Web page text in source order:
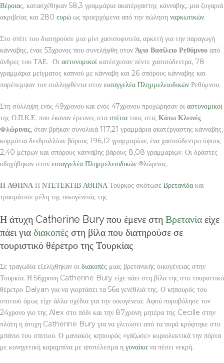
Βέροιας, κατασχέθηκαν 58,3 γραμμάρια ακατέργαστης κάνναβης, μια ζυγαριά
ακριβείας και 280 ευρώ ως προερχόμενα από την πώληση ναρκωτικών.
Στο σπίτι του διατηρούσε μια μίνι χασισοφυτεία, αρκετή για την παραγωγή
κάνναβης, ένας 53χρονος που συνελήφθη στον Άγιο Βασίλειο Ρεθύμνου από
άνδρες του ΤΑΕ. Οι αστυνομικοί κατέσχεσαν πέντε χασισόδεντρα, 78
γραμμάρια μείγματος καπνού με κάνναβη και 26 σπόρους κάνναβης και
παρέπεμψαν τον συλληφθέντα στον εισαγγελέα Πλημμελειοδικών Ρεθύμνου.
Στη σύλληψη ενός 49χρονου και ενός 47χρονου προχώρησαν οι αστυνομικοί
της Ο.Π.Κ.Ε. που έκαναν έρευνες στα σπίτια τους στις Κάτω Κλεινές
Φλώρινας, όταν βρήκαν συνολικά 117,21 γραμμάρια ακατέργαστης κάνναβης,
κομμάτια δενδρυλλίων βάρους 196,12 γραμμαρίων, ένα χασισόδεντρο ύψους
2,40 μέτρων και σπόρους κάνναβης βάρους 8,08 γραμμαρίων. Οι δράστες
οδηγήθηκαν στον εισαγγελέα Πλημμελειοδικών Φλώρινας.
Η ΑΘΗΝΑ Η ΝΤΕΤΕΚΤΙΒ ΑΘΗΝΑ Τούρκος σκότωσε Βρετανίδα και
τραυμάτισε μέλη της οικογένειάς της
Η άτυχη Catherine Bury που έμενε στη Βρετανία είχε
πάει για διακοπές στη βίλα που διατηρούσε σε
τουριστικό θέρετρο της Τουρκίας
Σε τραγωδία εξελίχθηκαν οι διακοπές μιας βρετανικής οικογένειας στην
Τουρκία. Η 56χρονη Catherine Bury είχε πάει στη βίλα της στο τουριστικό
θέρετρο Dalyan για να γιορτάσει τα 56α γενέθλιά της. Ο κηπουρός του
σπιτιού όμως είχε άλλα σχέδια για την οικογένεια. Αφού πυροβόλησε τον
24χρονο γιο της Alex στο πόδι και την 87χρονη μητέρα της Cecille στην
πλάτη η άτυχη Catherine Bury για να γλιτώσει από τα πυρά κρύφτηκε στο
μπάνιο του σπιτιού. Ο μανιακός κηπουρός «γάζωσε» κυριολεκτικά την πόρτα
με κυνηγετική καραμπίνα με αποτέλεσμα η γυναίκα να πέσει νεκρή.